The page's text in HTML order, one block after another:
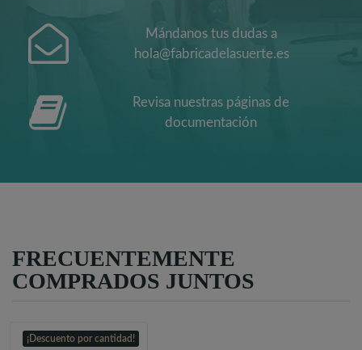
Mándanos tus dudas a
hola@fabricadelasuerte.es
Revisa nuestras páginas de
documentación
FRECUENTEMENTE
COMPRADOS JUNTOS
¡Descuento por cantidad!